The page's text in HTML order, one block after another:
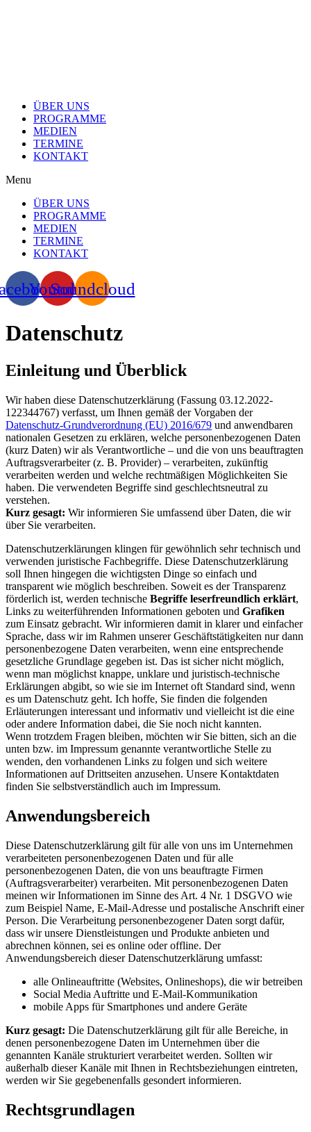
ÜBER UNS
PROGRAMME
MEDIEN
TERMINE
KONTAKT
Menu
ÜBER UNS
PROGRAMME
MEDIEN
TERMINE
KONTAKT
Youtube
Soundcloud
Datenschutz
Einleitung und Überblick
Wir haben diese Datenschutzerklärung (Fassung 03.12.2022-
122344767) verfasst, um Ihnen gemäß der Vorgaben der
Datenschutz-Grundverordnung (EU) 2016/679 und anwendbaren
nationalen Gesetzen zu erklären, welche personenbezogenen Daten
(kurz Daten) wir als Verantwortliche – und die von uns beauftragten
Auftragsverarbeiter (z. B. Provider) – verarbeiten, zukünftig
verarbeiten werden und welche rechtmäßigen Möglichkeiten Sie
haben. Die verwendeten Begriffe sind geschlechtsneutral zu
verstehen.
Kurz gesagt: Wir informieren Sie umfassend über Daten, die wir
über Sie verarbeiten.
Datenschutzerklärungen klingen für gewöhnlich sehr technisch und
verwenden juristische Fachbegriffe. Diese Datenschutzerklärung
soll Ihnen hingegen die wichtigsten Dinge so einfach und
transparent wie möglich beschreiben. Soweit es der Transparenz
förderlich ist, werden technische Begriffe leserfreundlich erklärt,
Links zu weiterführenden Informationen geboten und Grafiken
zum Einsatz gebracht. Wir informieren damit in klarer und einfacher
Sprache, dass wir im Rahmen unserer Geschäftstätigkeiten nur dann
personenbezogene Daten verarbeiten, wenn eine entsprechende
gesetzliche Grundlage gegeben ist. Das ist sicher nicht möglich,
wenn man möglichst knappe, unklare und juristisch-technische
Erklärungen abgibt, so wie sie im Internet oft Standard sind, wenn
es um Datenschutz geht. Ich hoffe, Sie finden die folgenden
Erläuterungen interessant und informativ und vielleicht ist die eine
oder andere Information dabei, die Sie noch nicht kannten.
Wenn trotzdem Fragen bleiben, möchten wir Sie bitten, sich an die
unten bzw. im Impressum genannte verantwortliche Stelle zu
wenden, den vorhandenen Links zu folgen und sich weitere
Informationen auf Drittseiten anzusehen. Unsere Kontaktdaten
finden Sie selbstverständlich auch im Impressum.
Anwendungsbereich
Diese Datenschutzerklärung gilt für alle von uns im Unternehmen
verarbeiteten personenbezogenen Daten und für alle
personenbezogenen Daten, die von uns beauftragte Firmen
(Auftragsverarbeiter) verarbeiten. Mit personenbezogenen Daten
meinen wir Informationen im Sinne des Art. 4 Nr. 1 DSGVO wie
zum Beispiel Name, E-Mail-Adresse und postalische Anschrift einer
Person. Die Verarbeitung personenbezogener Daten sorgt dafür,
dass wir unsere Dienstleistungen und Produkte anbieten und
abrechnen können, sei es online oder offline. Der
Anwendungsbereich dieser Datenschutzerklärung umfasst:
alle Onlineauftritte (Websites, Onlineshops), die wir betreiben
Social Media Auftritte und E-Mail-Kommunikation
mobile Apps für Smartphones und andere Geräte
Kurz gesagt: Die Datenschutzerklärung gilt für alle Bereiche, in
denen personenbezogene Daten im Unternehmen über die
genannten Kanäle strukturiert verarbeitet werden. Sollten wir
außerhalb dieser Kanäle mit Ihnen in Rechtsbeziehungen eintreten,
werden wir Sie gegebenenfalls gesondert informieren.
Rechtsgrundlagen